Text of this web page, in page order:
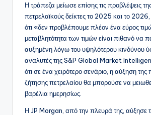
Η τράπεζα μείωσε επίσης τις προβλέψεις
πετρελαϊκούς δείκτες το 2025 και το
ότι «δεν προβλέπουμε πλέον ένα εύρος
μεταβλητότητα των τιμών είναι πιθανό να
αυξημένη λόγω του υψηλότερου κινδύνου
αναλυτές της S&P Global Market
ότι σε ένα χειρότερο σενάριο, η αύξηση
ζήτησης πετρελαίου θα μπορούσε να
βαρέλια ημερησίως.
Η JP Morgan, από την πλευρά της, αύξησε